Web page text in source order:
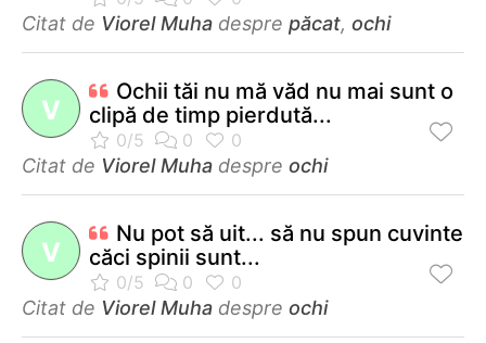
Citat de Viorel Muha despre păcat, ochi
V
Ochii tăi nu mă văd nu mai sunt o
clipă de timp pierdută...
Citat de Viorel Muha despre ochi
V
Nu pot să uit... să nu spun cuvinte
căci spinii sunt...
Citat de Viorel Muha despre ochi